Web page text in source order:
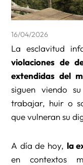
16/04/2026
La esclavitud
violaciones de
extendidas del
siguen viendo
trabajar, huir o
que vulneran su
A día de hoy, la
en contextos